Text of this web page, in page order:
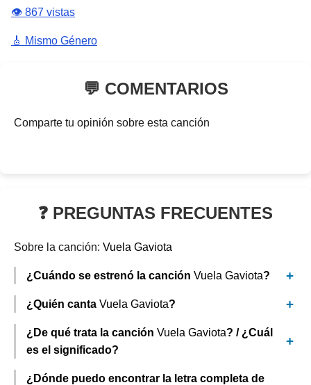
👁️ 867 vistas
🎸 Mismo Género
💬 COMENTARIOS
Comparte tu opinión sobre esta canción
❓ PREGUNTAS FRECUENTES
Sobre la canción: Vuela Gaviota
¿Cuándo se estrenó la canción Vuela Gaviota?
¿Quién canta Vuela Gaviota?
¿De qué trata la canción Vuela Gaviota? / ¿Cuál
es el significado?
¿Dónde puedo encontrar la letra completa de